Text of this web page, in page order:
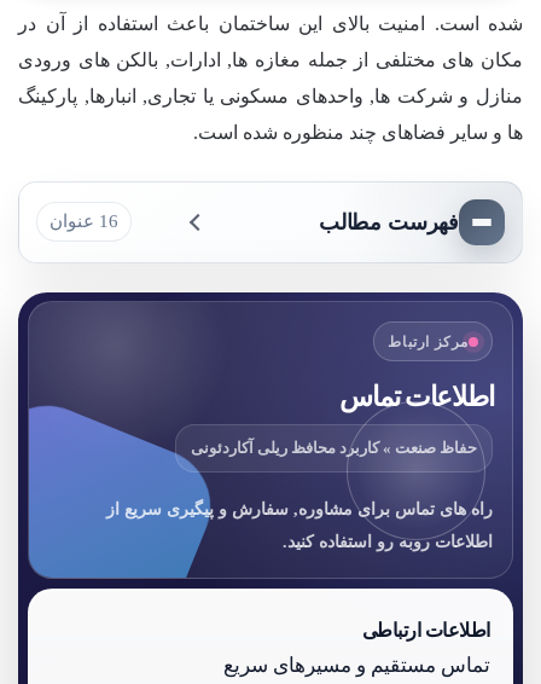
شده است. امنیت بالای این ساختمان باعث استفاده از آن در
مکان های مختلفی از جمله مغازه ها, ادارات, بالکن های ورودی
منازل و شرکت ها, واحدهای مسکونی یا تجاری, انبارها, پارکینگ
ها و سایر فضاهای چند منظوره شده است.
فهرست مطالب 16 عنوان
مرکز ارتباط
اطلاعات تماس
حفاظ صنعت » کاربرد محافظ ریلی آکاردئونی
راه های تماس برای مشاوره, سفارش و پیگیری سریع از
اطلاعات روبه رو استفاده کنید.
اطلاعات ارتباطی
تماس مستقیم و مسیرهای سریع